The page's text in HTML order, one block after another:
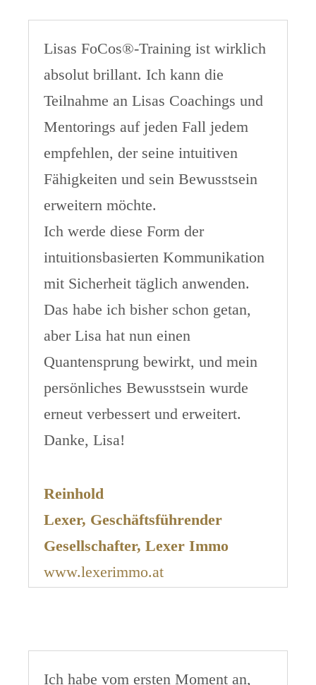
Lisas FoCos®-Training ist wirklich
absolut brillant. Ich kann die
Teilnahme an Lisas Coachings und
Mentorings auf jeden Fall jedem
empfehlen, der seine intuitiven
Fähigkeiten und sein Bewusstsein
erweitern möchte.
Ich werde diese Form der
intuitionsbasierten Kommunikation
mit Sicherheit täglich anwenden.
Das habe ich bisher schon getan,
aber Lisa hat nun einen
Quantensprung bewirkt, und mein
persönliches Bewusstsein wurde
erneut verbessert und erweitert.
Danke, Lisa!
Reinhold
Lexer, Geschäftsführender
Gesellschafter, Lexer Immo
www.lexerimmo.at
Ich habe vom ersten Moment an,